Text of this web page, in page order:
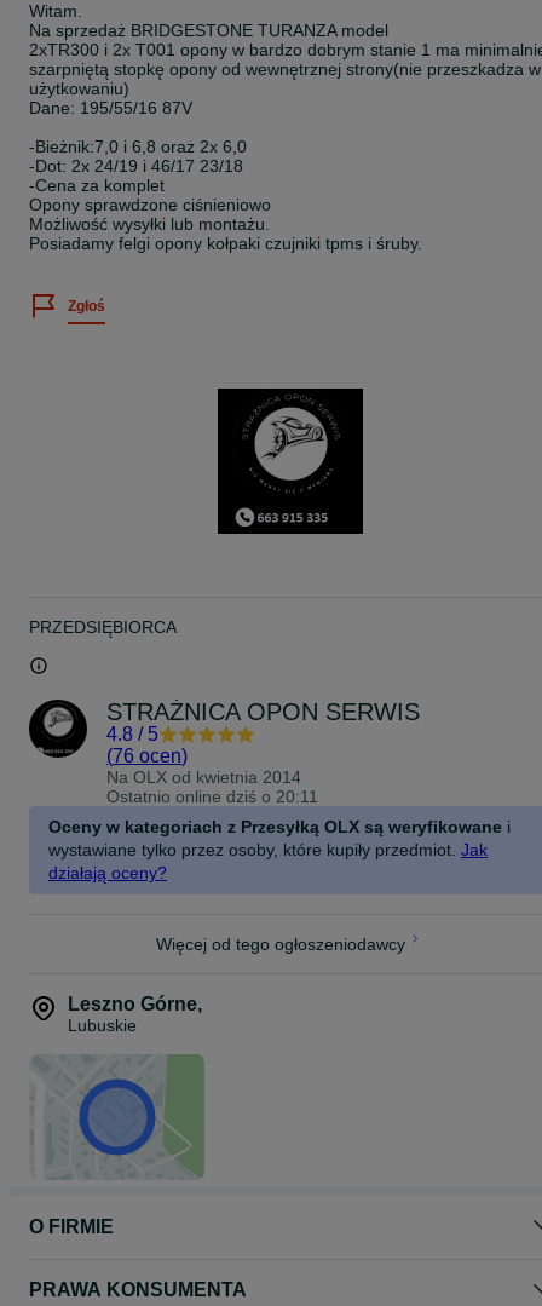
Witam.
Na sprzedaż BRIDGESTONE TURANZA model
2xTR300 i 2x T001 opony w bardzo dobrym stanie 1 ma
szarpniętą stopkę opony od wewnętrznej strony(nie przeszkadza w
użytkowaniu)
Dane: 195/55/16 87V
-Bieżnik:7,0 i 6,8 oraz 2x 6,0
-Dot: 2x 24/19 i 46/17 23/18
-Cena za komplet
Opony sprawdzone ciśnieniowo
Możliwość wysyłki lub montażu.
Posiadamy felgi opony kołpaki czujniki tpms i śruby.
Zgłoś
PRZEDSIĘBIORCA
STRAŻNICA OPON SERWIS
4.8 / 5
(76 ocen)
Na OLX od kwietnia 2014
Ostatnio online dziś o 20:11
Oceny w kategoriach z Przesyłką OLX są weryfikowane i
wystawiane tylko przez osoby, które kupiły przedmiot. Jak
działają oceny?
Więcej od tego ogłoszeniodawcy
Leszno Górne,
Lubuskie
O FIRMIE
PRAWA KONSUMENTA